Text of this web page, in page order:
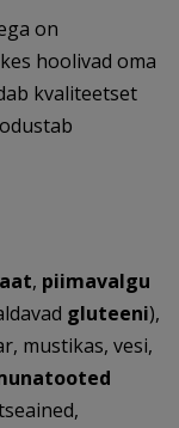
on
hoolivad oma
kvaliteetset
, piimavalgu
gluteeni),
mustikas, vesi,